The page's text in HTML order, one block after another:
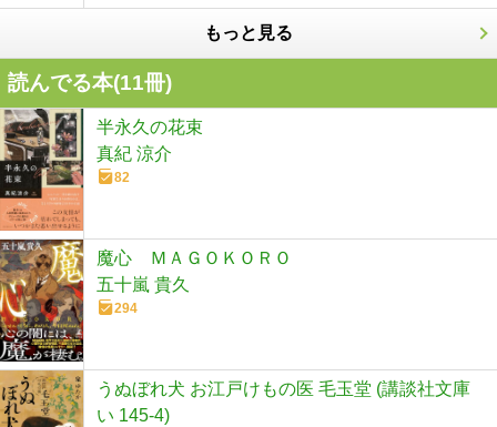
もっと見る
読んでる本(11冊)
半永久の花束
真紀 涼介
82
魔心 ＭＡＧＯＫＯＲＯ
五十嵐 貴久
294
うぬぼれ犬 お江戸けもの医 毛玉堂 (講談社文庫
い 145-4)